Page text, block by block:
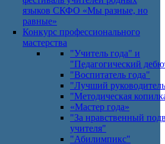
языков СКФО «Мы разные, но
равные»
Конкурс профессионального
мастерства
"Учитель года" и
"Педагогический
"Воспитатель года"
"Лучший
"Методическая
«Мастер года»
"За нравственный
учителя"
"Абилимпикс"